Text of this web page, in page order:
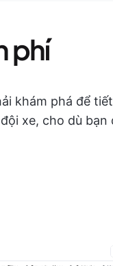
phí
khám phá để
xe, cho dù bạn